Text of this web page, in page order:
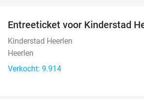
Entreeticket voor Kinderstad
Kinderstad Heerlen
Heerlen
Verkocht: 9.914